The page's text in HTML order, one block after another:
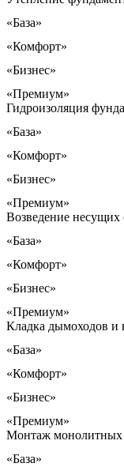
«База»
«Комфорт»
«Бизнес»
«Премиум»
Гидроизоляция
«База»
«Комфорт»
«Бизнес»
«Премиум»
Возведение несущих
«База»
«Комфорт»
«Бизнес»
«Премиум»
Кладка дымоходов и
«База»
«Комфорт»
«Бизнес»
«Премиум»
Монтаж монолитных
«База»